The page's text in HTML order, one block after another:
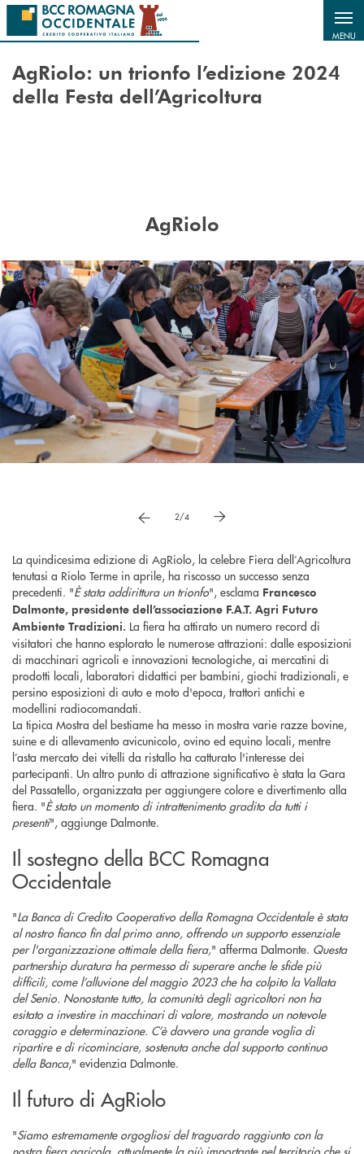
Salta al contenuto principale
MENU
AgRiolo: un trionfo l’edizione 2024
della Festa dell’Agricoltura
AgRiolo
vai a immagne precedente
2/4 vai a immagine successiva
La quindicesima edizione di AgRiolo, la celebre Fiera dell’Agricoltura
tenutasi a Riolo Terme in aprile, ha riscosso un successo senza
precedenti. "È stata addirittura un trionfo", esclama Francesco
Dalmonte, presidente dell’associazione F.A.T. Agri Futuro
Ambiente Tradizioni. La fiera ha attirato un numero record di
visitatori che hanno esplorato le numerose attrazioni: dalle esposizioni
di macchinari agricoli e innovazioni tecnologiche, ai mercatini di
prodotti locali, laboratori didattici per bambini, giochi tradizionali, e
persino esposizioni di auto e moto d'epoca, trattori antichi e
modellini radiocomandati.
La tipica Mostra del bestiame ha messo in mostra varie razze bovine,
suine e di allevamento avicunicolo, ovino ed equino locali, mentre
l’asta mercato dei vitelli da ristallo ha catturato l'interesse dei
partecipanti. Un altro punto di attrazione significativo è stata la Gara
del Passatello, organizzata per aggiungere colore e divertimento alla
fiera. "È stato un momento di intrattenimento gradito da tutti i
presenti", aggiunge Dalmonte.
Il sostegno della BCC Romagna
Occidentale
"La Banca di Credito Cooperativo della Romagna Occidentale è stata
al nostro fianco fin dal primo anno, offrendo un supporto essenziale
per l'organizzazione ottimale della fiera," afferma Dalmonte. Questa
partnership duratura ha permesso di superare anche le sfide più
difficili, come l’alluvione del maggio 2023 che ha colpito la Vallata
del Senio. Nonostante tutto, la comunità degli agricoltori non ha
esitato a investire in macchinari di valore, mostrando un notevole
coraggio e determinazione. C’è davvero una grande voglia di
ripartire e di ricominciare, sostenuta anche dal supporto continuo
della Banca," evidenzia Dalmonte.
Il futuro di AgRiolo
"Siamo estremamente orgogliosi del traguardo raggiunto con la
nostra fiera agricola, attualmente la più importante nel territorio che si